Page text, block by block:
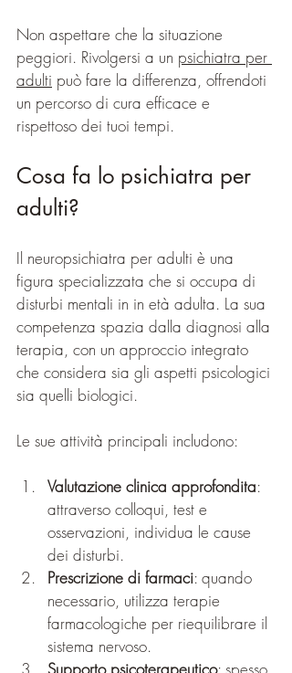
Non aspettare che la situazione
peggiori. Rivolgersi a un psichiatra per
adulti può fare la differenza, offrendoti
un percorso di cura efficace e
rispettoso dei tuoi tempi.
Cosa fa lo psichiatra per
adulti?
Il neuropsichiatra per adulti è una
figura specializzata che si occupa di
disturbi mentali in in età adulta. La sua
competenza spazia dalla diagnosi alla
terapia, con un approccio integrato
che considera sia gli aspetti psicologici
sia quelli biologici.
Le sue attività principali includono:
Valutazione clinica approfondita:
attraverso colloqui, test e
osservazioni, individua le cause
dei disturbi.
Prescrizione di farmaci: quando
necessario, utilizza terapie
farmacologiche per riequilibrare il
sistema nervoso.
Supporto psicoterapeutico: spesso